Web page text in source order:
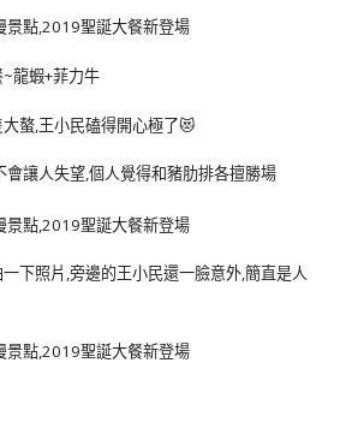
龍蝦+菲力牛
螯,王小民磕得開心極了😻
讓人失望,個人覺得和豬肋排各擅勝場
下照片,旁邊的王小民還一臉意外,簡直是人